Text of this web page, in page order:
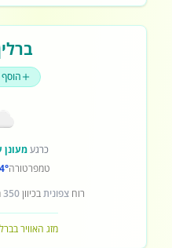
כרגעמעונן
טמפרטורה
רוחצפוניתבכיוון350
מזג האוויר